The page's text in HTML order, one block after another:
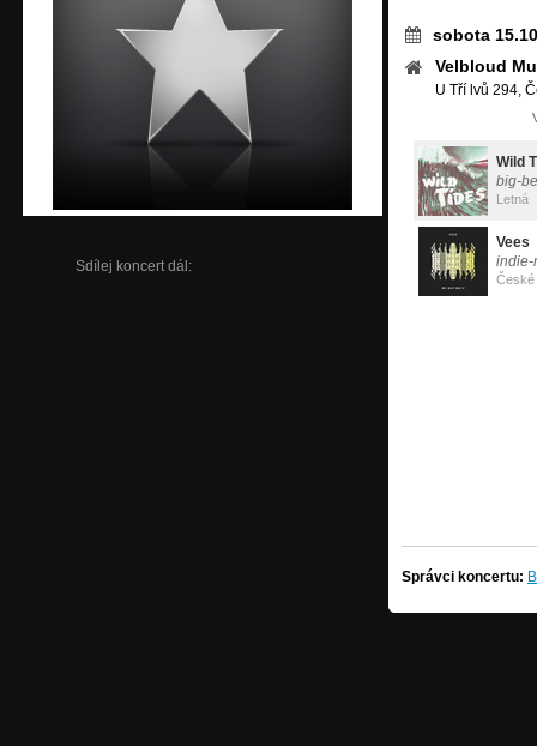
Sdílej koncert dál:
sobota
Velbloud
U Tří lvů 294,
Wild
big-
Letná
Vees
indie-
České
Správci koncertu: